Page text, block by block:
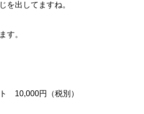
を出してますね。
す。
10,000円（税別）